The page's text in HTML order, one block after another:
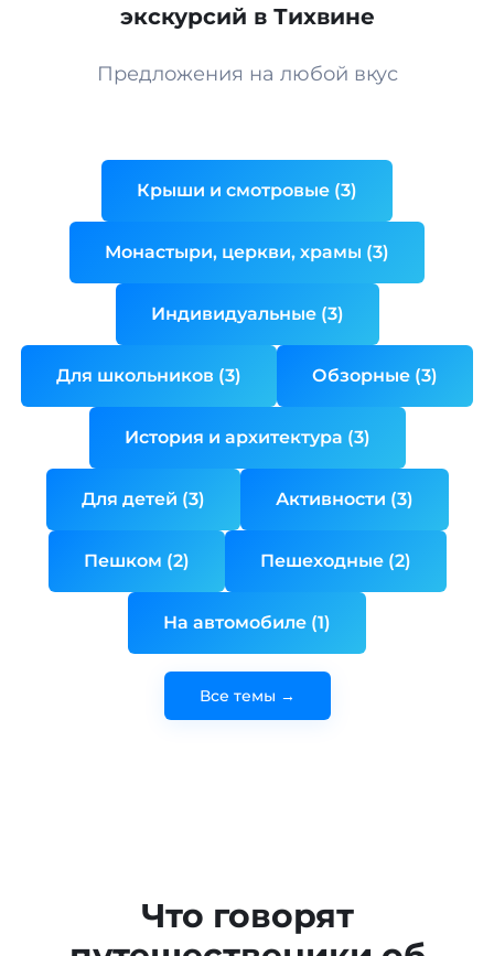
экскурсий в Тихвине
Предложения на любой вкус
Крыши и смотровые (3)
Монастыри, церкви, храмы (3)
Индивидуальные (3)
Для школьников (3) Обзорные (3)
История и архитектура (3)
Для детей (3) Активности (3)
Пешком (2) Пешеходные (2)
На автомобиле (1)
Все темы →
Что говорят